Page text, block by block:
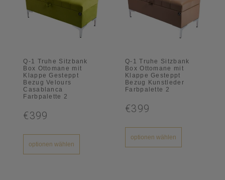
Q-1 Truhe Sitzbank
Box Ottomane mit
Klappe Gesteppt
Bezug Velours
Casablanca
Farbpalette 2
€399
optionen wählen
Q-1 Truhe Sitzbank
Box Ottomane mit
Klappe Gesteppt
Bezug Kunstleder
Farbpalette 2
€399
optionen wählen